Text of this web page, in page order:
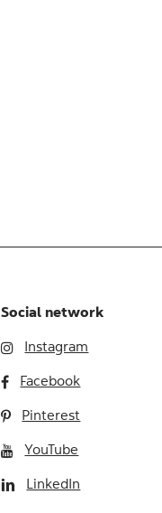
Social network
Instagram
Facebook
Pinterest
YouTube
LinkedIn